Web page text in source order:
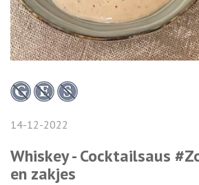
14-12-2022
Whiskey - Cocktailsaus
en zakjes